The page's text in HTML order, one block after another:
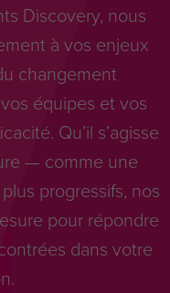
Discovery, nous
à vos enjeux
changement
équipes et vos
Qu’il s’agisse
— comme une
progressifs, nos
pour répondre
dans votre